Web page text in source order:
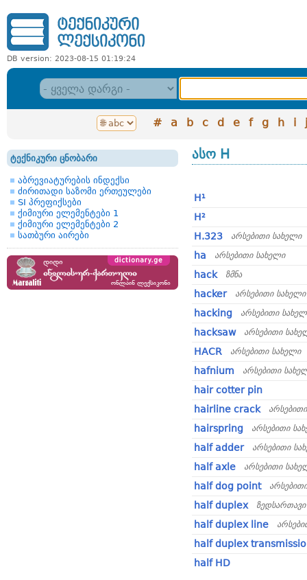
DB version: 2023-08-15 01:19:24
# a b c d e f g h i j
ტექნიკური ცნობარი
აბრევიატურების ინდექსი
ძირითადი საზომი ერთეულები
SI პრეფიქსები
ქიმიური ელემენტები 1
ქიმიური ელემენტები 2
სათბური აირები
ასო H
H¹
H²
H.323
არსებითი სახელი
ha არსებითი სახელი
hack ზმნა
hacker არსებითი სახელი
hacking არსებითი
hacksaw არსებითი
HACR არსებითი სახელი
hafnium არსებითი
hair cotter pin
hairline crack
hairspring არსებითი
half adder არსებითი
half axle არსებითი
half dog point
half duplex
half duplex line
half duplex
half HD